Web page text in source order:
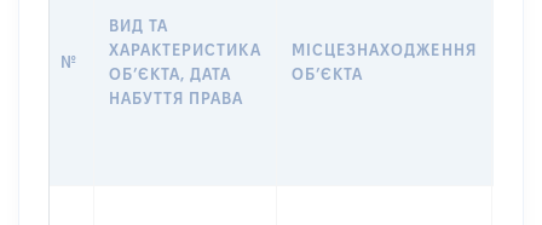
№
ВИД ТА
ХАРАКТЕРИСТИКА
ОБʼЄКТА, ДАТА
НАБУТТЯ ПРАВА
МІСЦЕЗНАХОДЖЕННЯ
ОБʼЄКТА